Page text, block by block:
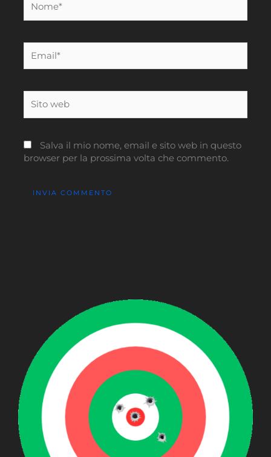
web
Salva il mio nome, email e sito web in questo
browser per la prossima volta che commento.